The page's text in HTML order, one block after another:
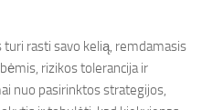
turi rasti savo kelią, remdamasis
rizikos tolerancija ir
nuo pasirinktos strategijos,